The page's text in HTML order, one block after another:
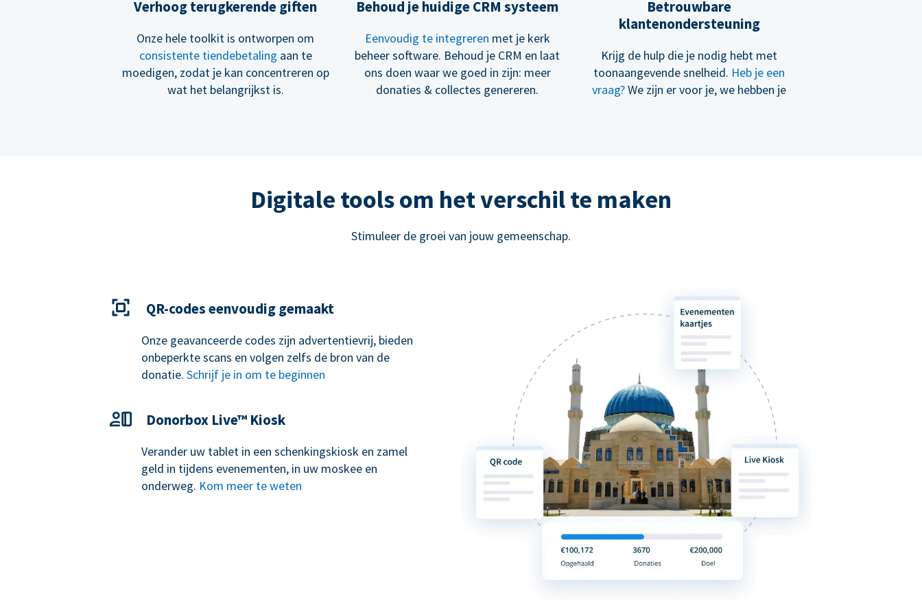
Verhoog terugkerende giften
Onze hele toolkit is ontworpen om
consistente tiendebetaling aan te
moedigen, zodat je kan concentreren op
wat het belangrijkst is.
Behoud je huidige CRM systeem
Eenvoudig te integreren met je kerk
beheer software. Behoud je CRM en laat
ons doen waar we goed in zijn: meer
donaties & collectes genereren.
Betrouwbare
klantenondersteuning
Krijg de hulp die je nodig hebt met
toonaangevende snelheid. Heb je een
vraag?We zijn er voor je, we hebben je
Digitale tools om het verschil te maken
Stimuleer de groei van jouw gemeenschap.
QR-codes eenvoudig gemaakt
Onze geavanceerde codes zijn advertentievrij, bieden
onbeperkte scans en volgen zelfs de bron van de
donatie. Schrijf je in om te beginnen
Donorbox Live™ Kiosk
Verander uw tablet in een schenkingskiosk en zamel
geld in tijdens evenementen, in uw moskee en
onderweg. Kom meer te weten